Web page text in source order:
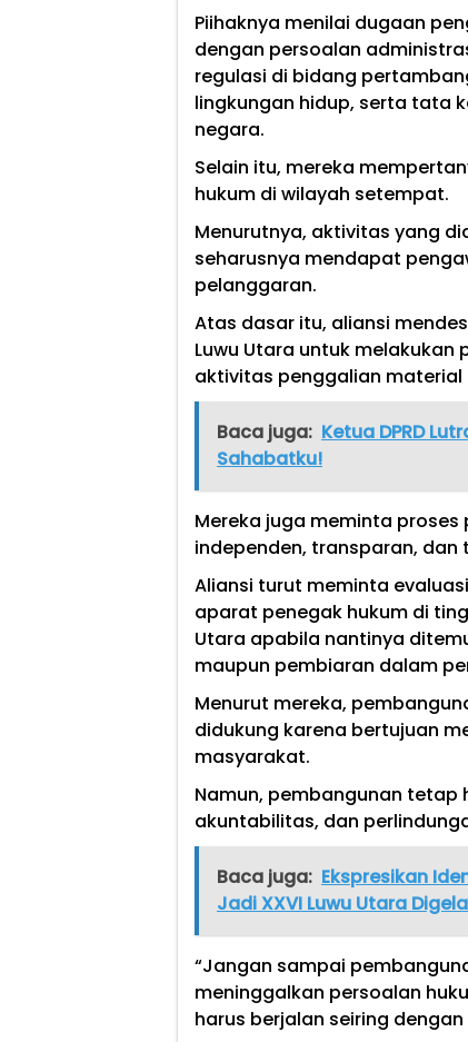
Piihaknya menilai dugaan
dengan persoalan
regulasi di bidang
lingkungan hidup, serta tata
negara.
Selain itu, mereka
hukum di wilayah setempat.
Menurutnya, aktivitas yang
seharusnya mendapat
pelanggaran.
Atas dasar itu, aliansi
Luwu Utara untuk
aktivitas penggalian material
Baca juga: Ketua DPRD
Sahabatku!
Mereka juga meminta
independen, transparan, dan
Aliansi turut meminta
aparat penegak hukum di
Utara apabila nantinya
maupun pembiaran dalam
Menurut mereka,
didukung karena bertujuan
masyarakat.
Namun, pembangunan tetap
akuntabilitas, dan
Baca juga: Ekspresikan
Jadi XXVI Luwu Utara
“Jangan sampai
meninggalkan persoalan
harus berjalan seiring